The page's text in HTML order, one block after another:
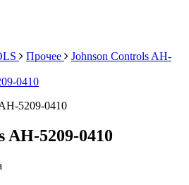
Прочее
Johnson Controls AH-
AH-5209-0410